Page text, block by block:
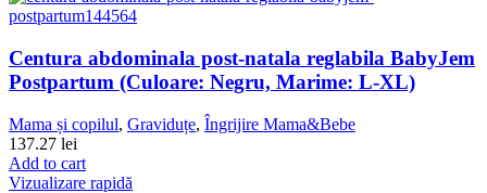
Centura abdominala post-natala reglabila BabyJem
Postpartum (Culoare: Negru, Marime: L-XL)
Mama și copilul, Graviduțe, Îngrijire Mama&Bebe
137.27 lei
Add to cart
Vizualizare rapidă